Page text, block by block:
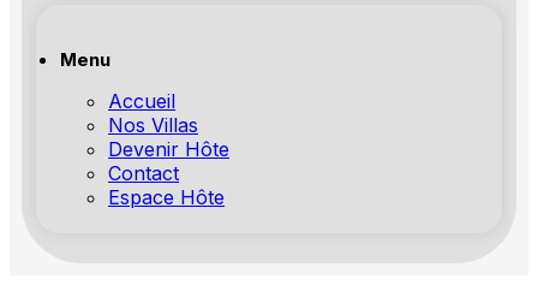
Menu
Accueil
Nos Villas
Devenir Hôte
Contact
Espace Hôte